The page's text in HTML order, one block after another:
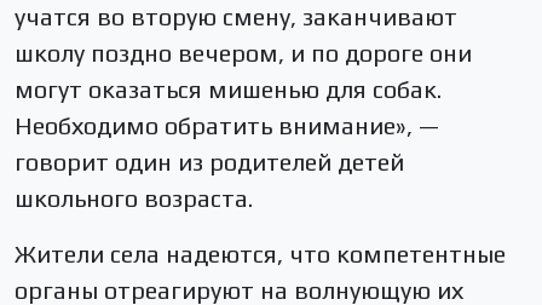
учатся во вторую смену, заканчивают
школу поздно вечером, и по дороге они
могут оказаться мишенью для собак.
Необходимо обратить внимание», —
говорит один из родителей детей
школьного возраста.
Жители села надеются, что компетентные
органы отреагируют на волнующую их